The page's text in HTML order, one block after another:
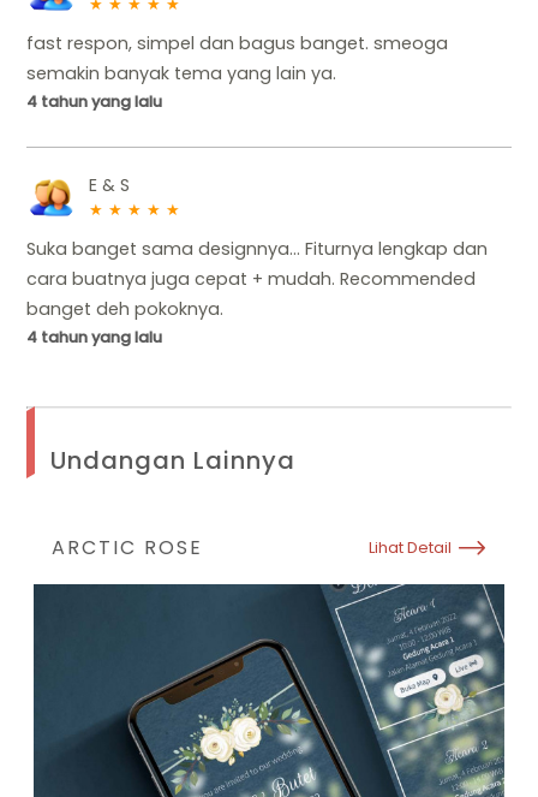
fast respon, simpel dan bagus banget. smeoga
semakin banyak tema yang lain ya.
4 tahun yang lalu
E & S
★ ★ ★ ★ ★
Suka banget sama designnya... Fiturnya lengkap dan
cara buatnya juga cepat + mudah. Recommended
banget deh pokoknya.
4 tahun yang lalu
Undangan Lainnya
ARCTIC ROSE Lihat Detail